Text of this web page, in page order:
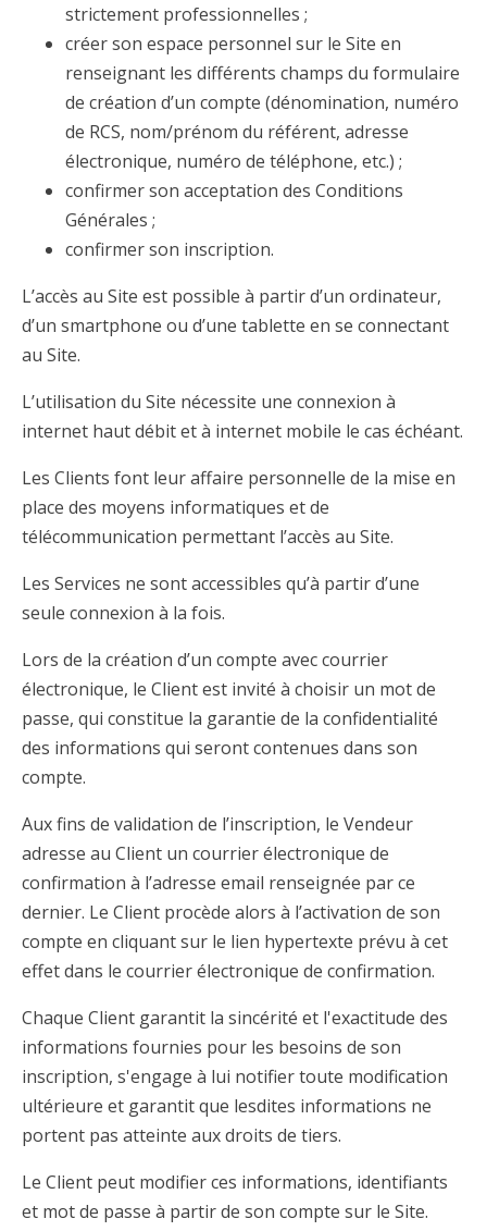
strictement professionnelles ;
créer son espace personnel sur le Site en
renseignant les différents champs du formulaire
de création d’un compte (dénomination, numéro
de RCS, nom/prénom du référent, adresse
électronique, numéro de téléphone, etc.) ;
confirmer son acceptation des Conditions
Générales ;
confirmer son inscription.
L’accès au Site est possible à partir d’un ordinateur,
d’un smartphone ou d’une tablette en se connectant
au Site.
L’utilisation du Site nécessite une connexion à
internet haut débit et à internet mobile le cas échéant.
Les Clients font leur affaire personnelle de la mise en
place des moyens informatiques et de
télécommunication permettant l’accès au Site.
Les Services ne sont accessibles qu’à partir d’une
seule connexion à la fois.
Lors de la création d’un compte avec courrier
électronique, le Client est invité à choisir un mot de
passe, qui constitue la garantie de la confidentialité
des informations qui seront contenues dans son
compte.
Aux fins de validation de l’inscription, le Vendeur
adresse au Client un courrier électronique de
confirmation à l’adresse email renseignée par ce
dernier. Le Client procède alors à l’activation de son
compte en cliquant sur le lien hypertexte prévu à cet
effet dans le courrier électronique de confirmation.
Chaque Client garantit la sincérité et l'exactitude des
informations fournies pour les besoins de son
inscription, s'engage à lui notifier toute modification
ultérieure et garantit que lesdites informations ne
portent pas atteinte aux droits de tiers.
Le Client peut modifier ces informations, identifiants
et mot de passe à partir de son compte sur le Site.